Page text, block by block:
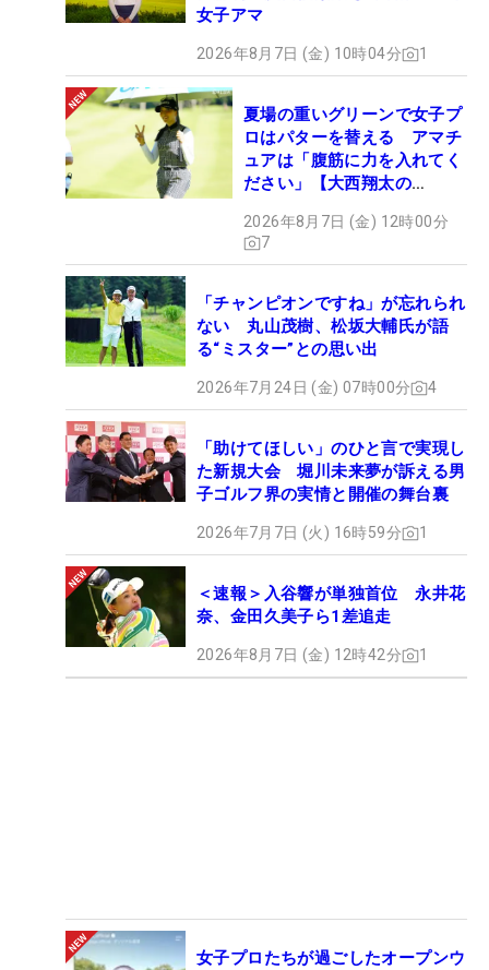
女子アマ
2026年8月7日 (金) 10時04分 1
夏場の重いグリーンで女子プ
ロはパターを替える アマチ
ュアは「腹筋に力を入れてく
ださい」【大西翔太の
2026年8月7日 (金) 12時00分
7
「チャンピオンですね」が忘れられ
ない 丸山茂樹、松坂大輔氏が語
る“ミスター”との思い出
2026年7月24日 (金) 07時00分 4
「助けてほしい」のひと言で実現し
た新規大会 堀川未来夢が訴える男
子ゴルフ界の実情と開催の舞台裏
2026年7月7日 (火) 16時59分 1
＜速報＞入谷響が単独首位 永井花
奈、金田久美子ら1差追走
2026年8月7日 (金) 12時42分 1
女子プロたちが過ごしたオープンウ